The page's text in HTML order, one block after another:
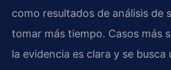
como resultados de análisis de
tomar más tiempo. Casos más
la evidencia es clara y se busca